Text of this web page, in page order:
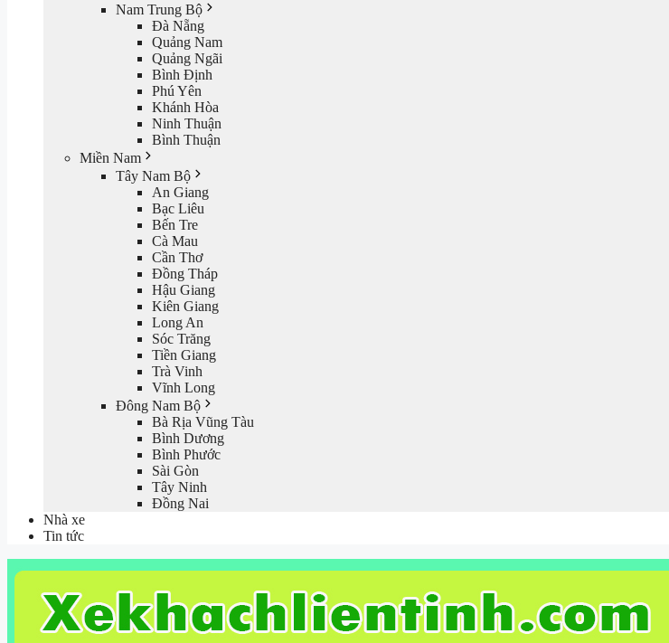
Nam Trung Bộ
Đà Nẵng
Quảng Nam
Quảng Ngãi
Bình Định
Phú Yên
Khánh Hòa
Ninh Thuận
Bình Thuận
Miền Nam
Tây Nam Bộ
An Giang
Bạc Liêu
Bến Tre
Cà Mau
Cần Thơ
Đồng Tháp
Hậu Giang
Kiên Giang
Long An
Sóc Trăng
Tiền Giang
Trà Vinh
Vĩnh Long
Đông Nam Bộ
Bà Rịa Vũng Tàu
Bình Dương
Bình Phước
Sài Gòn
Tây Ninh
Đồng Nai
Nhà xe
Tin tức